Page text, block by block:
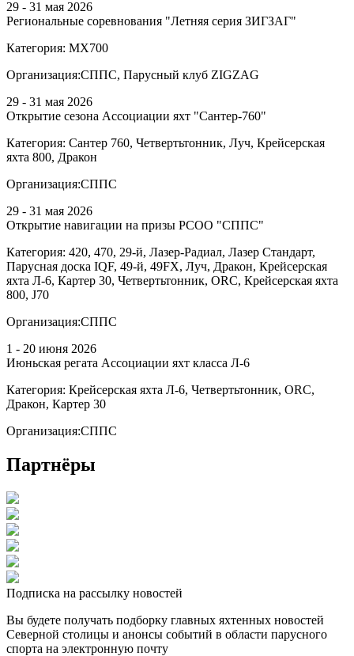
29 - 31 мая 2026
Региональные соревнования "Летняя серия ЗИГЗАГ"
Категория: МХ700
Организация:СППС, Парусный клуб ZIGZAG
29 - 31 мая 2026
Открытие сезона Ассоциации яхт "Сантер-760"
Категория: Сантер 760, Четвертьтонник, Луч, Крейсерская
яхта 800, Дракон
Организация:СППС
29 - 31 мая 2026
Открытие навигации на призы РСОО "СППС"
Категория: 420, 470, 29-й, Лазер-Радиал, Лазер Стандарт,
Парусная доска IQF, 49-й, 49FX, Луч, Дракон, Крейсерская
яхта Л-6, Картер 30, Четвертьтонник, ORC, Крейсерская яхта
800, J70
Организация:СППС
1 - 20 июня 2026
Июньская регата Ассоциации яхт класса Л-6
Категория: Крейсерская яхта Л-6, Четвертьтонник, ORC,
Дракон, Картер 30
Организация:СППС
Партнёры
Подписка на рассылку новостей
Вы будете получать подборку главных яхтенных новостей
Северной столицы и анонсы событий в области парусного
спорта на электронную почту